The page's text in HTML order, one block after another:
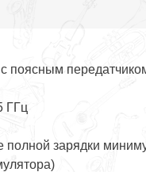
поясным
ГГц
полной зарядки